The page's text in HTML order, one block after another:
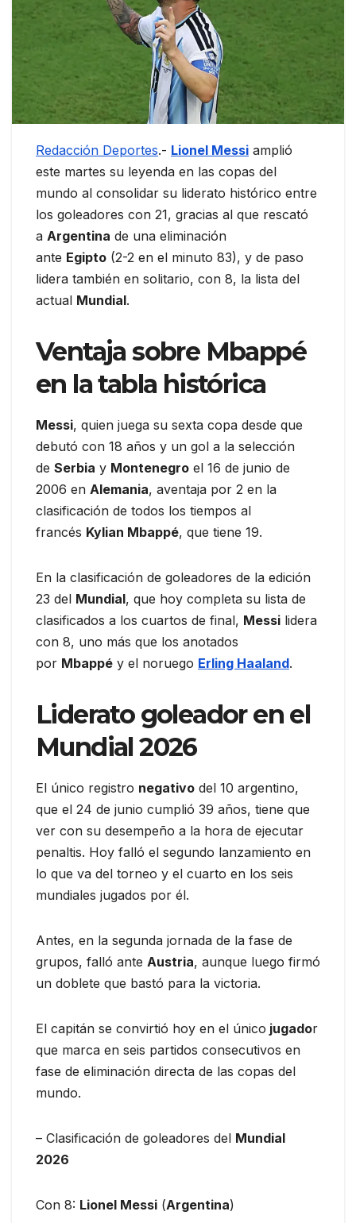
Redacción Deportes.- Lionel Messi amplió
este martes su leyenda en las copas del
mundo al consolidar su liderato histórico entre
los goleadores con 21, gracias al que rescató
a Argentina de una eliminación
ante Egipto (2-2 en el minuto 83), y de paso
lidera también en solitario, con 8, la lista del
actual Mundial.
Ventaja sobre Mbappé
en la tabla histórica
Messi, quien juega su sexta copa desde que
debutó con 18 años y un gol a la selección
de Serbia y Montenegro el 16 de junio de
2006 en Alemania, aventaja por 2 en la
clasificación de todos los tiempos al
francés Kylian Mbappé, que tiene 19.
En la clasificación de goleadores de la edición
23 del Mundial, que hoy completa su lista de
clasificados a los cuartos de final, Messi lidera
con 8, uno más que los anotados
por Mbappé y el noruego Erling Haaland.
Liderato goleador en el
Mundial 2026
El único registro negativo del 10 argentino,
que el 24 de junio cumplió 39 años, tiene que
ver con su desempeño a la hora de ejecutar
penaltis. Hoy falló el segundo lanzamiento en
lo que va del torneo y el cuarto en los seis
mundiales jugados por él.
Antes, en la segunda jornada de la fase de
grupos, falló ante Austria, aunque luego firmó
un doblete que bastó para la victoria.
El capitán se convirtió hoy en el único jugador
que marca en seis partidos consecutivos en
fase de eliminación directa de las copas del
mundo.
– Clasificación de goleadores del Mundial
2026
Con 8: Lionel Messi (Argentina)